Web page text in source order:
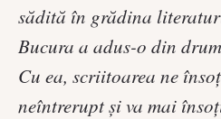
sădită în grădina
Bucura a adus-o din
Cu ea, scriitoarea ne
neîntrerupt și va mai